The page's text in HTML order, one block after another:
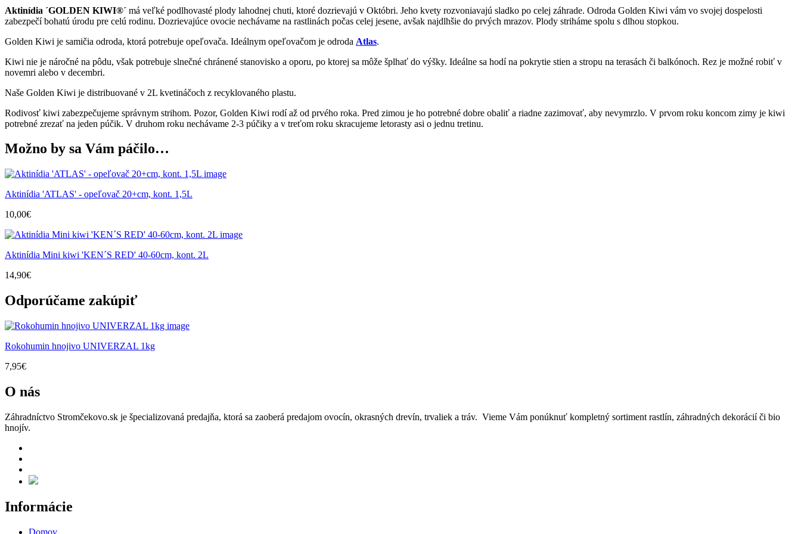
Aktinídia ´GOLDEN KIWI®´ má veľké podlhovasté plody lahodnej chuti, ktoré dozrievajú v Októbri. Jeho kvety rozvoniavajú sladko po celej záhrade. Odroda Golden Kiwi vám vo svojej dospelosti
zabezpečí bohatú úrodu pre celú rodinu. Dozrievajúce ovocie nechávame na rastlinách počas celej jesene, avšak najdlhšie do prvých mrazov. Plody striháme spolu s dlhou stopkou.
Golden Kiwi je samičia odroda, ktorá potrebuje opeľovača. Ideálnym opeľovačom je odroda Atlas.
Kiwi nie je náročné na pôdu, však potrebuje slnečné chránené stanovisko a oporu, po ktorej sa môže šplhať do výšky. Ideálne sa hodí na pokrytie stien a stropu na terasách či balkónoch. Rez je možné robiť v
novemri alebo v decembri.
Naše Golden Kiwi je distribuované v 2L kvetináčoch z recyklovaného plastu.
Rodivosť kiwi zabezpečujeme správnym strihom. Pozor, Golden Kiwi rodí až od prvého roka. Pred zimou je ho potrebné dobre obaliť a riadne zazimovať, aby nevymrzlo. V prvom roku koncom zimy je kiwi
potrebné zrezať na jeden púčik. V druhom roku nechávame 2-3 púčiky a v treťom roku skracujeme letorasty asi o jednu tretinu.
Možno by sa Vám páčilo…
Aktinídia 'ATLAS' - opeľovač 20+cm, kont. 1,5L
10,00€
Aktinídia Mini kiwi 'KEN´S RED' 40-60cm, kont. 2L
14,90€
Odporúčame zakúpiť
Rokohumin hnojivo UNIVERZAL 1kg
7,95€
O nás
Záhradníctvo Stromčekovo.sk je špecializovaná predajňa, ktorá sa zaoberá predajom ovocín, okrasných drevín, trvaliek a tráv. Vieme Vám ponúknuť kompletný sortiment rastlín, záhradných dekorácií či bio
hnojív.
Informácie
Domov